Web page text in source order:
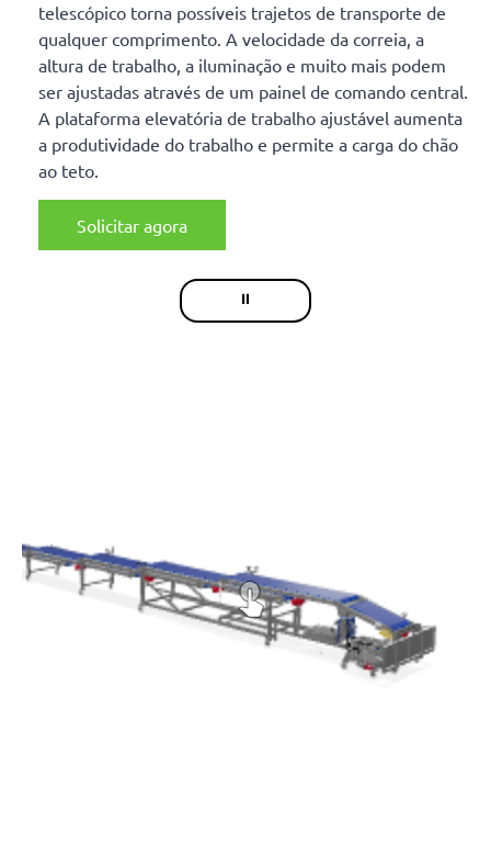
telescópico torna possíveis trajetos de transporte de
qualquer comprimento. A velocidade da correia, a
altura de trabalho, a iluminação e muito mais podem
ser ajustadas através de um painel de comando central.
A plataforma elevatória de trabalho ajustável aumenta
a produtividade do trabalho e permite a carga do chão
ao teto.
Solicitar agora